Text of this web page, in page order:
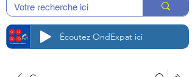
Écoutez OndExpat ici